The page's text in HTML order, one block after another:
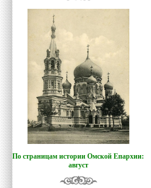
По страницам истории Омской Епархии:
август